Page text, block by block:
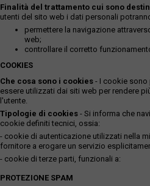
Finalità del trattamento cui sono
utenti del sito web i dati personali
permettere la navigazione
web;
controllare il corretto
COOKIES
Che cosa sono i cookies - I cookie
essere utilizzati dai siti web per rendere
l'utente.
Tipologie di cookies - Si informa che
cookie definiti tecnici, ossia:
- cookie di autenticazione utilizzati nella
fornitore a erogare un servizio
- cookie di terze parti, funzionali a:
PROTEZIONE SPAM